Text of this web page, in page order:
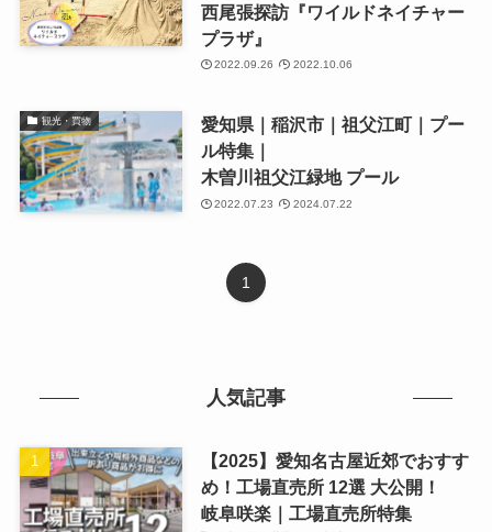
西尾張探訪『ワイルドネイチャー
プラザ』
2022.09.26 2022.10.06
観光・買物
愛知県｜稲沢市｜祖父江町｜プー
ル特集｜
木曽川祖父江緑地 プール
2022.07.23 2024.07.22
1
人気記事
【2025】愛知名古屋近郊でおすす
め！工場直売所 12選 大公開！
岐阜咲楽｜工場直売所特集